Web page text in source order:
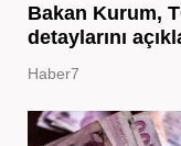
Bakan Kurum,
detaylarını
Haber7